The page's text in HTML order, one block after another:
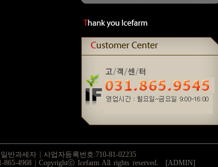
과세자 | 사업자등록번호:710-81-02235
865-4968 | Copyrightⓒ Icefarm All rights reserved.
[ADMIN]